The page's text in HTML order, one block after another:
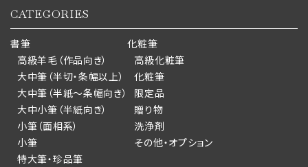
CATEGORIES
書筆
高級羊毛（作品向き）
大中筆（半切・条幅以上）
大中筆（半紙～条幅向き）
大中小筆（半紙向き）
小筆（面相系）
小筆
特大筆・珍品筆
化粧筆
高級化粧筆
化粧筆
限定品
贈り物
洗浄剤
その他・オプション